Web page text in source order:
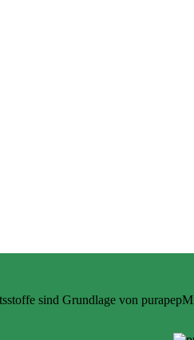
sind Grundlage von purapep